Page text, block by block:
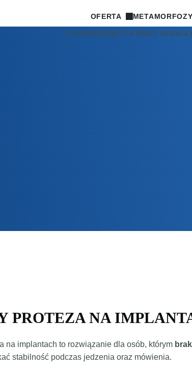
OFERTA METAMORFOZY
PROTEZA NA
na implantach to rozwiązanie dla osób, którym
stabilność podczas jedzenia oraz mówienia.